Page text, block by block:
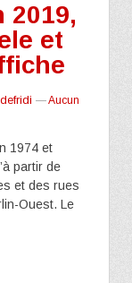
2019,
et
—Aucun
1974 et
partir de
et des rues
Ouest. Le